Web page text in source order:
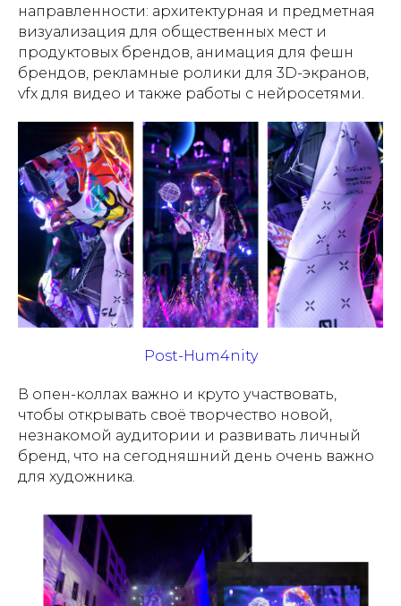
направленности: архитектурная и предметная
визуализация для общественных мест и
продуктовых брендов, анимация для фешн
брендов, рекламные ролики для 3D-экранов,
vfx для видео и также работы с нейросетями.
Post-Hum4nity
В опен-коллах важно и круто участвовать,
чтобы открывать своё творчество новой,
незнакомой аудитории и развивать личный
бренд, что на сегодняшний день очень важно
для художника.